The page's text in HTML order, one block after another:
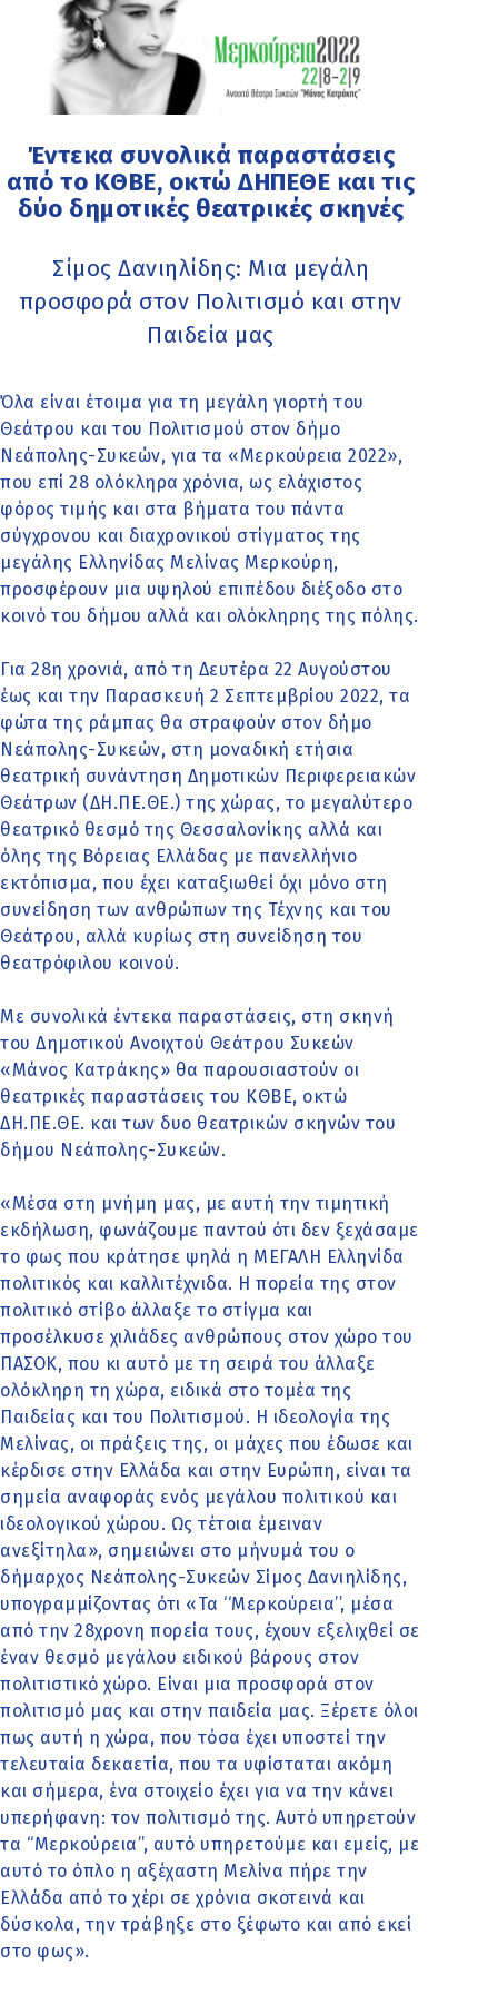
Έντεκα συνολικά παραστάσεις
από το ΚΘΒΕ, οκτώ ΔΗΠΕΘΕ και τις
δύο δημοτικές θεατρικές σκηνές
Σίμος Δανιηλίδης: Μια μεγάλη
προσφορά στον Πολιτισμό και στην
Παιδεία μας
Όλα είναι έτοιμα για τη μεγάλη γιορτή του
Θεάτρου και του Πολιτισμού στον δήμο
Νεάπολης-Συκεών, για τα «Μερκούρεια 2022»,
που επί 28 ολόκληρα χρόνια, ως ελάχιστος
φόρος τιμής και στα βήματα του πάντα
σύγχρονου και διαχρονικού στίγματος της
μεγάλης Ελληνίδας Μελίνας Μερκούρη,
προσφέρουν μια υψηλού επιπέδου διέξοδο στο
κοινό του δήμου αλλά και ολόκληρης της πόλης.
Για 28η χρονιά, από τη Δευτέρα 22 Αυγούστου
έως και την Παρασκευή 2 Σεπτεμβρίου 2022, τα
φώτα της ράμπας θα στραφούν στον δήμο
Νεάπολης-Συκεών, στη μοναδική ετήσια
θεατρική συνάντηση Δημοτικών Περιφερειακών
Θεάτρων (ΔΗ.ΠΕ.ΘΕ.) της χώρας, το μεγαλύτερο
θεατρικό θεσμό της Θεσσαλονίκης αλλά και
όλης της Βόρειας Ελλάδας με πανελλήνιο
εκτόπισμα, που έχει καταξιωθεί όχι μόνο στη
συνείδηση των ανθρώπων της Τέχνης και του
Θεάτρου, αλλά κυρίως στη συνείδηση του
θεατρόφιλου κοινού.
Με συνολικά έντεκα παραστάσεις, στη σκηνή
του Δημοτικού Ανοιχτού Θεάτρου Συκεών
«Μάνος Κατράκης» θα παρουσιαστούν οι
θεατρικές παραστάσεις του ΚΘΒΕ, οκτώ
ΔΗ.ΠΕ.ΘΕ. και των δυο θεατρικών σκηνών του
δήμου Νεάπολης-Συκεών.
«Μέσα στη μνήμη μας, με αυτή την τιμητική
εκδήλωση, φωνάζουμε παντού ότι δεν ξεχάσαμε
το φως που κράτησε ψηλά η ΜΕΓΑΛΗ Ελληνίδα
πολιτικός και καλλιτέχνιδα. Η πορεία της στον
πολιτικό στίβο άλλαξε το στίγμα και
προσέλκυσε χιλιάδες ανθρώπους στον χώρο του
ΠΑΣΟΚ, που κι αυτό με τη σειρά του άλλαξε
ολόκληρη τη χώρα, ειδικά στο τομέα της
Παιδείας και του Πολιτισμού. Η ιδεολογία της
Μελίνας, οι πράξεις της, οι μάχες που έδωσε και
κέρδισε στην Ελλάδα και στην Ευρώπη, είναι τα
σημεία αναφοράς ενός μεγάλου πολιτικού και
ιδεολογικού χώρου. Ως τέτοια έμειναν
ανεξίτηλα», σημειώνει στο μήνυμά του ο
δήμαρχος Νεάπολης-Συκεών Σίμος Δανιηλίδης,
υπογραμμίζοντας ότι «Τα ‘‘Μερκούρεια’’, μέσα
από την 28χρονη πορεία τους, έχουν εξελιχθεί σε
έναν θεσμό μεγάλου ειδικού βάρους στον
πολιτιστικό χώρο. Είναι μια προσφορά στον
πολιτισμό μας και στην παιδεία μας. Ξέρετε όλοι
πως αυτή η χώρα, που τόσα έχει υποστεί την
τελευταία δεκαετία, που τα υφίσταται ακόμη
και σήμερα, ένα στοιχείο έχει για να την κάνει
υπερήφανη: τον πολιτισμό της. Αυτό υπηρετούν
τα ‘‘Μερκούρεια’’, αυτό υπηρετούμε και εμείς, με
αυτό το όπλο η αξέχαστη Μελίνα πήρε την
Ελλάδα από το χέρι σε χρόνια σκοτεινά και
δύσκολα, την τράβηξε στο ξέφωτο και από εκεί
στο φως».